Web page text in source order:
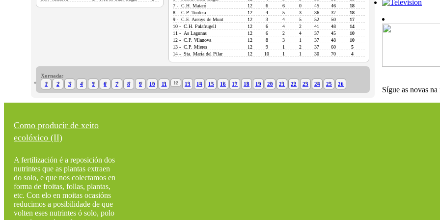
7 - C.H. Mataró
12 6 6 0 45 46
18
8 - C.P. Tordera
12 4 5 3 36 37
18
9 - C.E. Arenys de Munt
12 3 4 5 52 50
17
10 - C.H. Palafrugell
12 6 4 2 41 48
14
11 - As Lagunas
12 6 2 4 37 45
10
12 - C.P. Vilanova
12 8 3 1 37 48
10
13 - C.P. Mieres
12 9 1 2 37 60
5
14 - Sta. María del Pilar
12 10 1 1 30 70 4
Xornada:
1
2 3 4 5 6 7 8 9 10 11 12 13 14 15 16 17 18 19 20 21 22 23 24 25 26
Como producir de xeito
ecolóxico (II)
A fertilización é a reposición dos
nutrintes que as plantas extraen
do solo, e que nos colectamos en
forma de froitas, follas, plantas,
etc. Con elo en moitas ocasións
reducimos a posibilidade de que
volten eses nutrintes ó solo, polo
Sígue as novas na